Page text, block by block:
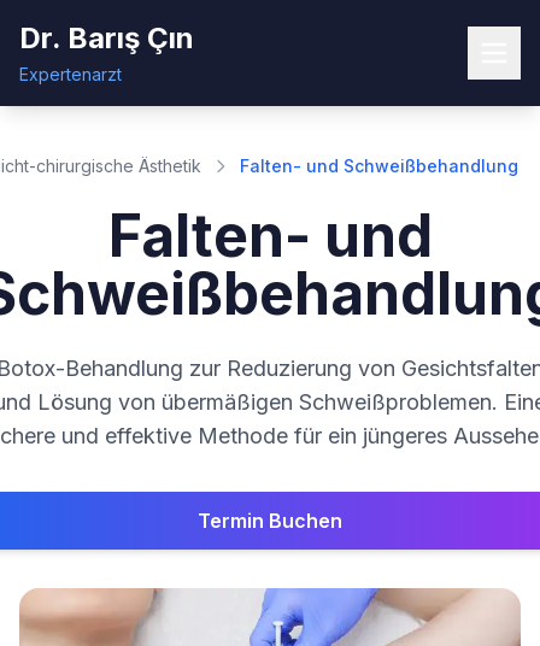
Dr. Barış Çın
Expertenarzt
chirurgische Ästhetik Falten- und Schweißbehandlung
Falten- und
Behandlung zur Reduzierung von
Lösung von übermäßigen Schweißproblemen.
und effektive Methode für ein jüngeres
Termin Buchen